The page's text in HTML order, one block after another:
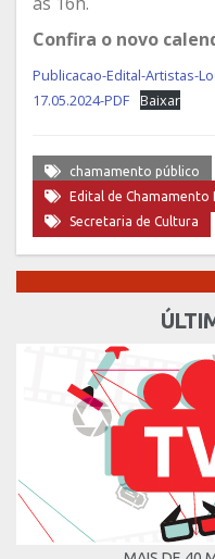
Confira o novo
Publicacao-Edital-Artistas-
17.05.2024-PDF Baixar
chamamento público
Edital de Chamamento
Secretaria de Cultura